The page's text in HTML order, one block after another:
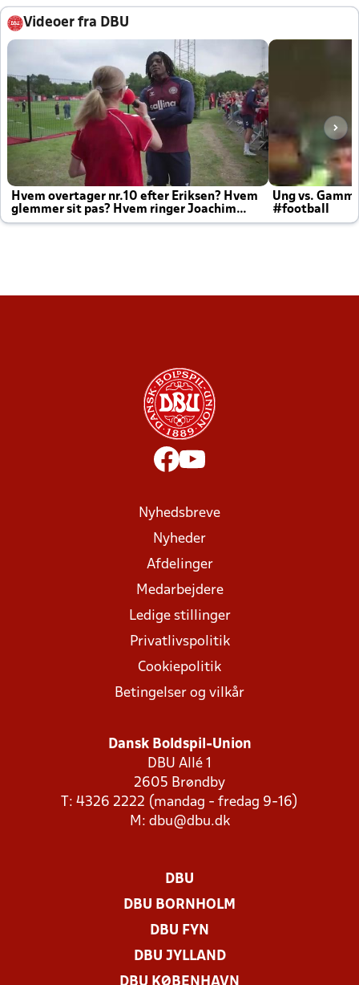
Videoer fra DBU
Hvem overtager nr.10 efter Eriksen? Hvem
glemmer sit pas? Hvem ringer Joachim
altid til efter kampe?
Ung vs.
#football
Nyhedsbreve
Nyheder
Afdelinger
Medarbejdere
Ledige stillinger
Privatlivspolitik
Cookiepolitik
Betingelser og vilkår
Dansk Boldspil-Union
DBU Allé 1
2605 Brøndby
T: 4326 2222 (mandag - fredag 9-16)
M: dbu@dbu.dk
DBU
DBU BORNHOLM
DBU FYN
DBU JYLLAND